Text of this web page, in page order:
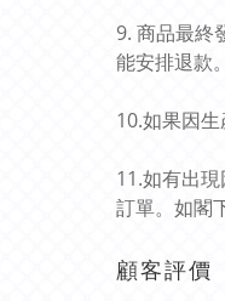
9. 商品最終
能安排退款。
10.如果因
11.如有出
訂單。如閣
顧客評價